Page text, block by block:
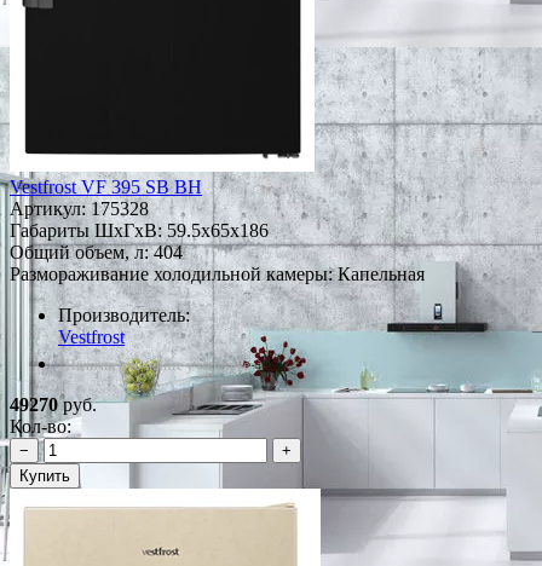
Vestfrost VF 395 SB BH
Артикул:175328
Габариты ШxГxВ: 59.5x65x186
Общий объем, л: 404
Размораживание холодильной камеры: Капельная
Производитель:
Vestfrost
*Наличие уточняйте у менеджера
49270руб.
Кол-во:
−
+
Купить